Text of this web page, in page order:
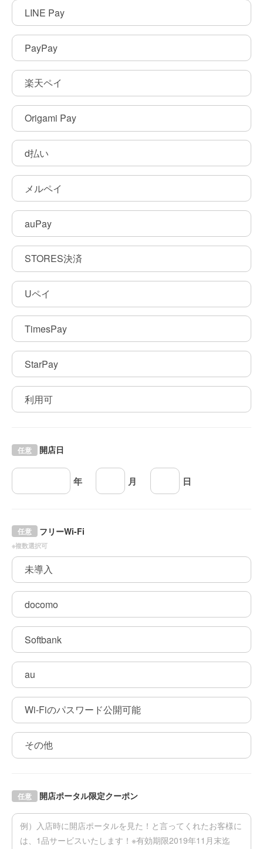
LINE Pay
PayPay
楽天ペイ
Origami Pay
d払い
メルペイ
auPay
STORES決済
Uペイ
TimesPay
StarPay
利用可
開店日
任意
年 月 日
フリーWi-Fi
任意
※複数選択可
未導入
docomo
Softbank
au
Wi-Fiのパスワード公開可能
その他
開店ポータル限定クーポン
任意